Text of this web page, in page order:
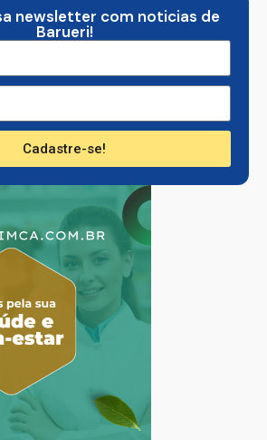
newsletter com noticias de
Barueri!
Cadastre-se!